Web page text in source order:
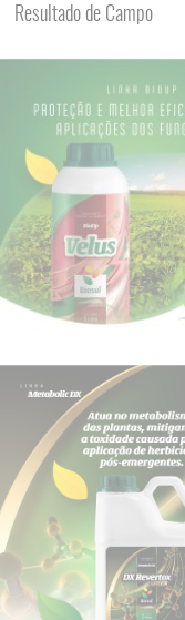
Resultado de Campo